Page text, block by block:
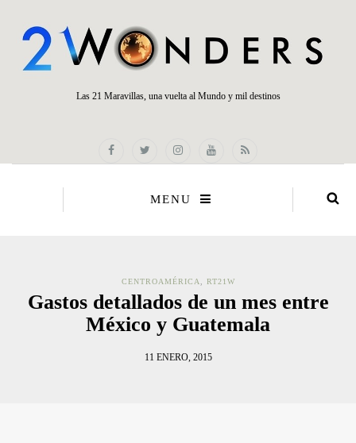
Las 21 Maravillas, una vuelta al Mundo y mil destinos
MENU
CENTROAMÉRICA RT21W
Gastos detallados de un mes entre
México y Guatemala
11 ENERO, 2015